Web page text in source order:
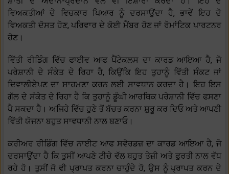
ਵਿਅਕਤੀਆਂ ਦੇ ਵਿਚਕਾਰ ਪਿਆਰ ਨੂੰ ਦਰਸਾਉਂਦਾ ਹੈ, ਭਾਵੇਂ ਇਹ ਦੋ
ਵਿਅਕਤੀ ਦੋਸਤ ਹੋਣ, ਪਰਿਵਾਰ ਦੇ ਕੋਈ ਮੈਂਬਰ ਹੋਣ ਜਾਂ ਰੋਮਾਂਟਿਕ ਪਾਰਟਨਰ
ਹੋਣ।
ਵਿੱਤੀ ਰੀਡਿੰਗ ਵਿੱਚ ਫਾਈਵ ਆਫ ਪੈਂਟੇਕਲਸ ਦਾ ਕਾਰਡ ਆਇਆ ਹੈ, ਜੋ
ਪਰੇਸ਼ਾਨੀ ਦੇ ਸੰਕੇਤ ਦੇ ਰਿਹਾ ਹੈ, ਕਿਉਂਕਿ ਇਹ ਤੁਹਾਨੂੰ ਵਿੱਤੀ ਸੰਕਟ ਜਾਂ
ਦਿਵਾਲੀਏਪਣ ਦਾ ਸਾਹਮਣਾ ਕਰਨ ਲਈ ਸਾਵਧਾਨ ਕਰਦਾ ਹੈ। ਇਹ ਇਸ
ਗੱਲ ਦੇ ਸੰਕੇਤ ਦੇ ਰਿਹਾ ਹੈ ਕਿ ਤੁਹਾਨੂੰ ਡੂੰਘੀ ਆਰਥਿਕ ਪਰੇਸ਼ਾਨੀ ਵਿੱਚ ਫਸਣਾ
ਪੈ ਸਕਦਾ ਹੈ। ਅਜਿਹੇ ਵਿੱਚ ਹੁਣੇ ਤੋਂ ਬੱਚਤ ਕਰਨਾ ਸ਼ੁਰੂ ਕਰ ਦਿਓ ਅਤੇ ਆਪਣੀ
ਵਿੱਤੀ ਯੋਜਨਾ ਬਹੁਤ ਸਾਵਧਾਨੀ ਨਾਲ ਬਣਾਓ।
ਕਰੀਅਰ ਰੀਡਿੰਗ ਵਿੱਚ ਨਾਈਟ ਆਫ ਸਵੋਰਡਜ਼ ਦਾ ਕਾਰਡ ਆਇਆ ਹੈ, ਜੋ
ਦਰਸਾਉਂਦਾ ਹੈ ਕਿ ਤੁਸੀਂ ਆਪਣੇ ਟੀਚੇ ਵੱਲ ਬਹੁਤ ਤੇਜ਼ੀ ਅਤੇ ਫੁਰਤੀ ਨਾਲ ਵੱਧ
ਰਹੇ ਹੋ। ਤੁਸੀਂ ਜੋ ਵੀ ਪ੍ਰਾਪਤ ਕਰਨਾ ਚਾਹੁੰਦੇ ਹੋ, ਉਸ ਨੂੰ ਪ੍ਰਾਪਤ ਕਰਨ ਦੇ